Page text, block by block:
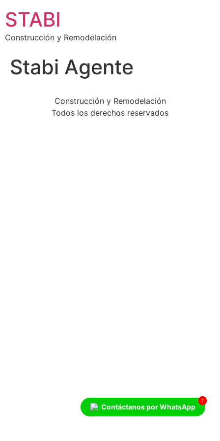
STABI
Construcción y Remodelación
Stabi Agente
Construcción y Remodelación
Todos los derechos reservados
Contáctanos por WhatsApp
1